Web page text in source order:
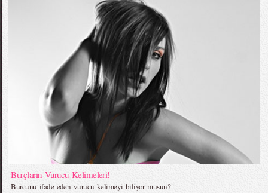
Burçların Vurucu Kelimeleri!
Burcunu ifade eden vurucu kelimeyi biliyor musun?